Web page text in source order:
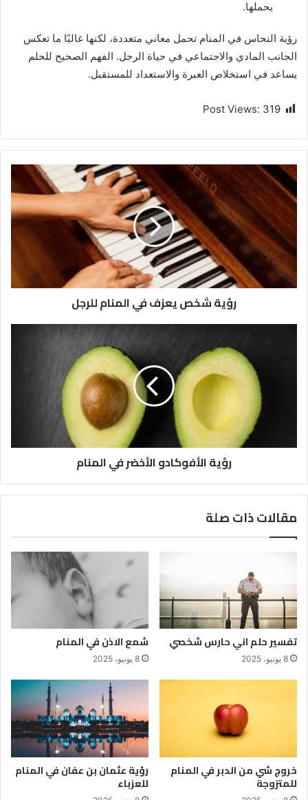
يحملها.
رؤية النحاس في المنام تحمل معاني متعددة، لكنها غالبًا ما تعكس
الجانب المادي والاجتماعي في حياة الرجل. الفهم الصحيح للحلم
يساعد في استخلاص العبرة والاستعداد للمستقبل.
Post Views: 319
رؤية شخص يعزف في المنام للرجل
رؤية الأفوكادو الأخضر في المنام
مقالات ذات صلة
تفسير حلم اني حارس شخصي
8 يونيو، 2025
شمع الاذن في المنام
8 يونيو، 2025
خروج شي من الدبر في المنام
للمتزوجة
رؤية عثمان بن عفان في المنام
للعزباء